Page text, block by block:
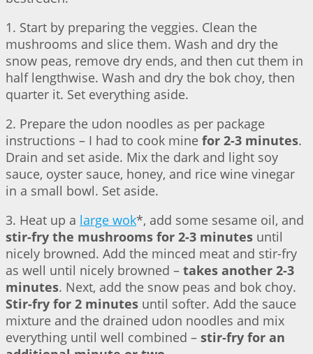
1. Start by preparing the veggies. Clean the
mushrooms and slice them. Wash and dry the
snow peas, remove dry ends, and then cut them in
half lengthwise. Wash and dry the bok choy, then
quarter it. Set everything aside.
2. Prepare the udon noodles as per package
instructions – I had to cook mine for 2-3 minutes.
Drain and set aside. Mix the dark and light soy
sauce, oyster sauce, honey, and rice wine vinegar
in a small bowl. Set aside.
3. Heat up a large wok*, add some sesame oil, and
stir-fry the mushrooms for 2-3 minutes until
nicely browned. Add the minced meat and stir-fry
as well until nicely browned – takes another 2-3
minutes. Next, add the snow peas and bok choy.
Stir-fry for 2 minutes until softer. Add the sauce
mixture and the drained udon noodles and mix
everything until well combined – stir-fry for an